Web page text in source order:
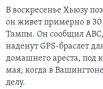
В воскресенье Хьюзу
он живет примерно в
Тампы. Он сообщил АВС,
наденут GPS-браслет
домашнего ареста, под
мая, когда в
делу.